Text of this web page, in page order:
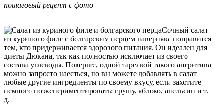
пошаговый рецепт с фото
Сочный салат
из куриного филе с болгарским перцем наверняка понравится
тем, кто придерживается здорового питания. Он идеален для
диеты Дюкана, так как полностью исключает из своего
состава углеводы. Поверьте, одной тарелкой такого аперитива
можно запросто наесться, но вы можете добавлять в салат
любые другие ингредиенты по своему вкусу, если захотите
немного поэкспериментировать: грушу, яблоко, апельсин и т.
д.